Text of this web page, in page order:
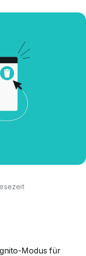
Modus für